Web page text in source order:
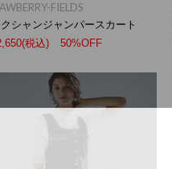
FIELDS
シャンジャンパースカート
(税込) 50%OFF